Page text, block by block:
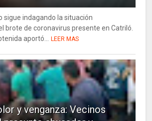
sigue indagando la situación
brote de coronavirus presente en Catriló.
aportó...
LEER MAS
y venganza: Vecinos